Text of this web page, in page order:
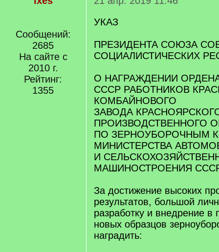
Сообщений:
2685
На сайте с
2010 г.
Рейтинг:
1355
УКАЗ
ПРЕЗИДЕНТА СОЮЗА
СОЦИАЛИСТИЧЕСКИХ
О НАГРАЖДЕНИИ
СССР РАБОТНИКОВ
КОМБАЙНОВОГО
ЗАВОДА
ПРОИЗВОДСТВЕННОГО
ПО ЗЕРНОУБОРОЧНЫМ
МИНИСТЕРСТВА
И
МАШИНОСТРОЕНИЯ
За достижение высоких
результатов, большой
разработку и внедрение в
новых образцов
наградить: